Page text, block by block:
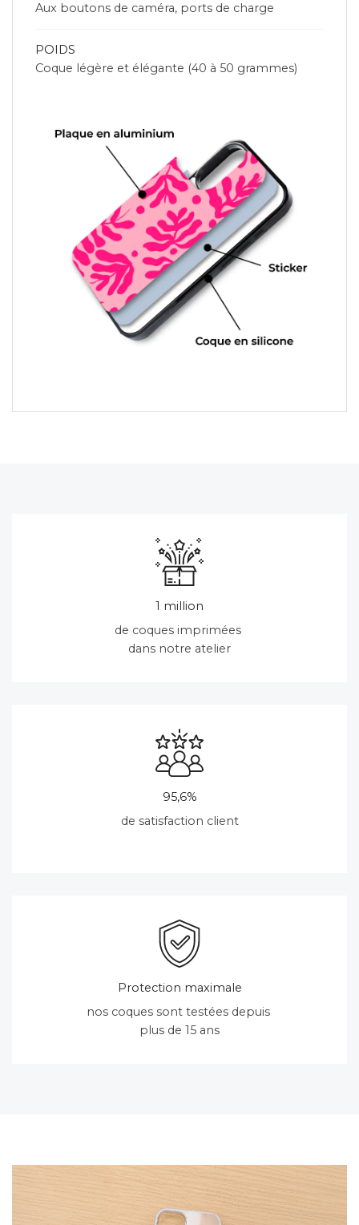
Aux boutons de caméra, ports de charge
POIDS
Coque légère et élégante (40 à 50 grammes)
1 million
de coques imprimées
dans notre atelier
95,6%
de satisfaction client
Protection maximale
nos coques sont testées depuis
plus de 15 ans